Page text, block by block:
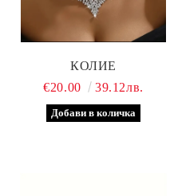
КОЛИЕ
€20.00
39.12лв.